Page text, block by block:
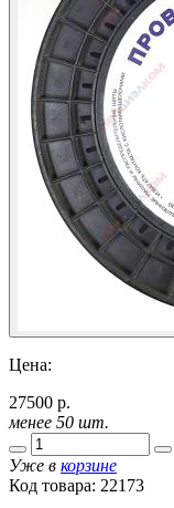
Цена:
27500 р.
менее 50 шт.
Уже в корзине
Код товара: 22173